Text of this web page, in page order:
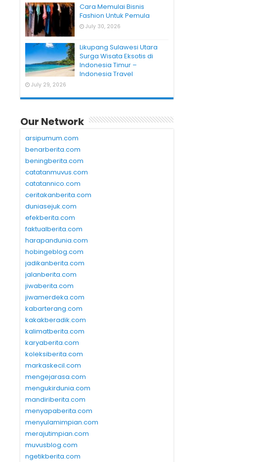
Cara Memulai Bisnis
Fashion Untuk Pemula
July 30, 2026
Likupang Sulawesi Utara
Surga Wisata Eksotis di
Indonesia Timur –
Indonesia Travel
July 29, 2026
Our Network
arsipumum.com
benarberita.com
beningberita.com
catatanmuvus.com
catatannico.com
ceritakanberita.com
duniasejuk.com
efekberita.com
faktualberita.com
harapandunia.com
hobingeblog.com
jadikanberita.com
jalanberita.com
jiwaberita.com
jiwamerdeka.com
kabarterang.com
kakakberadik.com
kalimatberita.com
karyaberita.com
koleksiberita.com
markaskecil.com
mengejarasa.com
mengukirdunia.com
mandiriberita.com
menyapaberita.com
menyulamimpian.com
merajutimpian.com
muvusblog.com
ngetikberita.com